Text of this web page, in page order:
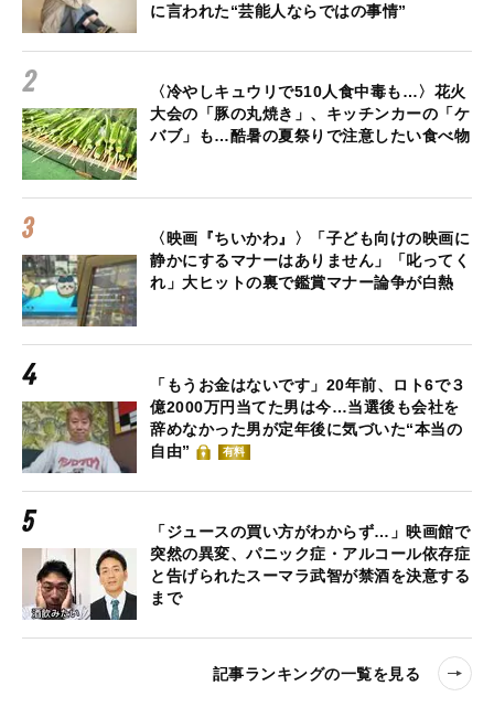
に言われた“芸能人ならではの事情”
〈冷やしキュウリで510人食中毒も…〉花火
大会の「豚の丸焼き」、キッチンカーの「ケ
バブ」も…酷暑の夏祭りで注意したい食べ物
〈映画『ちいかわ』〉「子ども向けの映画に
静かにするマナーはありません」「叱ってく
れ」大ヒットの裏で鑑賞マナー論争が白熱
「もうお金はないです」20年前、ロト6で３
億2000万円当てた男は今…当選後も会社を
辞めなかった男が定年後に気づいた“本当の
自由”
有料
「ジュースの買い方がわからず…」映画館で
突然の異変、パニック症・アルコール依存症
と告げられたスーマラ武智が禁酒を決意する
まで
記事ランキングの一覧を見る